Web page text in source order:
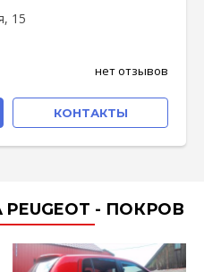
15
нет отзывов
КОНТАКТЫ
- ПОКРОВ